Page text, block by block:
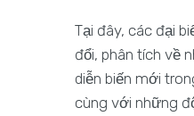
Tại đây, các đại
đổi, phân tích về
diễn biến mới
cùng với những